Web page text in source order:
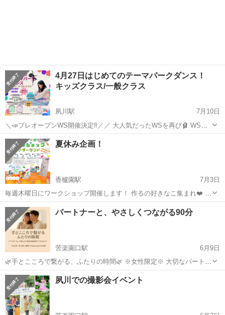
4月27日はじめてのテーマパークダンス！
キッズクラス/一般クラス
夙川駅
7月10日
＼📣プレオープンWS開催決定‼／／ 大人気だったWSを再び🩰 WS第6
弾🏰💫💫 ⭐️初めてのテーマパークダンス ⭐️7/27(日) 10:00～11:00 一般
クラス 11:30〜12:30 キッズクラス ⭐️参加費...
兵庫 西宮市 夙川駅
夏休み企画！
香櫨園駅
7月3日
毎週木曜日にワークショップ開催します！ 作るの好きなこ集まれ❤️ 暑
い夏、大人も子供も楽しみましょう😊 要予約✨✨ ラインアカウントよ
り申し込みをお願いします🙇
兵庫 西宮市 香櫨園駅 ワークショップ
パートナーと、やさしくつながる90分
苦楽園口駅
6月9日
🌿手とこころで繋がる、ふたりの時間🌿 ※女性限定※ 大切なパートナ
ーとだからこそ—— 言葉にしきれない想いがある。 近くにいるのに、
ちょっと遠く感じるときもある。 そんな日常に、そっとやさしくふれ
るだけで...
兵庫 西宮市 苦楽園口駅 ワークショップ
夙川での撮影会イベント